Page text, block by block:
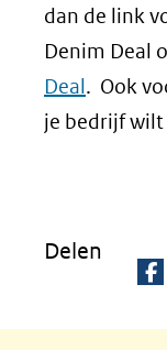
dan de link
Denim Deal
Deal. Ook
je bedrijf
Delen